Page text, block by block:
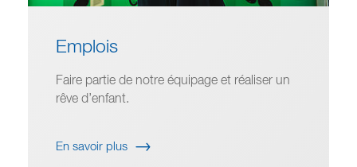
Emplois
Faire partie de notre équipage et réaliser un
rêve d’enfant.
En savoir plus